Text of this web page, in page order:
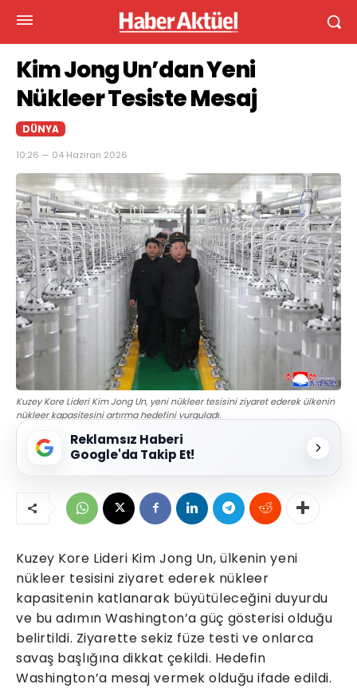
Kim Jong Un’dan Yeni
Nükleer Tesiste Mesaj
DÜNYA
10:26 — 04 Haziran 2026
Kuzey Kore Lideri Kim Jong Un, yeni nükleer tesisini ziyaret ederek ülkenin
nükleer kapasitesini artırma hedefini vurguladı.
Reklamsız Haberi
Google'da Takip Et!
Kuzey Kore Lideri Kim Jong Un, ülkenin yeni
nükleer tesisini ziyaret ederek nükleer
kapasitenin katlanarak büyütüleceğini duyurdu
ve bu adımın Washington’a güç gösterisi olduğu
belirtildi. Ziyarette sekiz füze testi ve onlarca
savaş başlığına dikkat çekildi. Hedefin
Washington’a mesaj vermek olduğu ifade edildi.